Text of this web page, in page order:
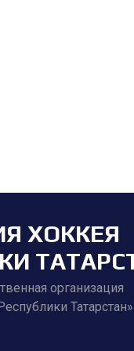
ХОККЕЯ
организация
Татарстан»